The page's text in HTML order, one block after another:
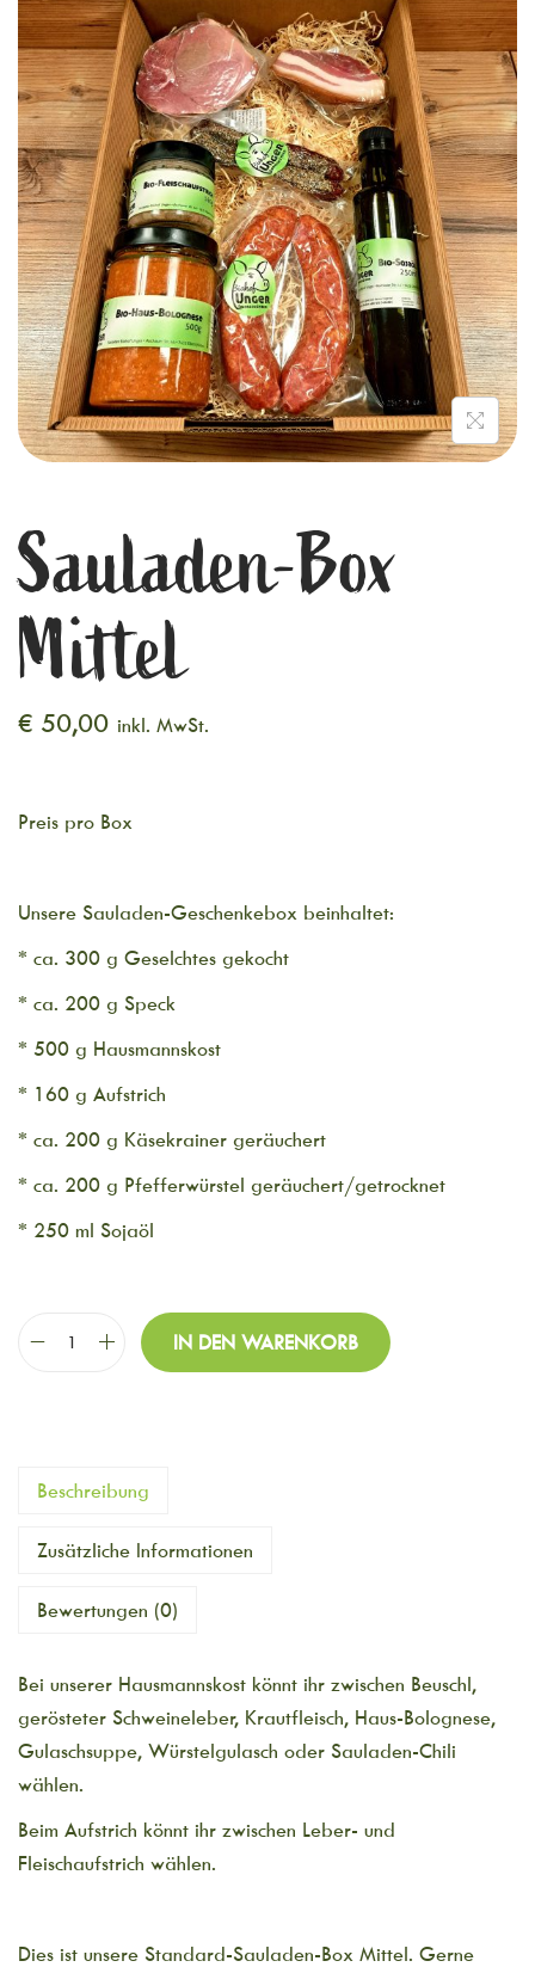
Sauladen-Box
Mittel
€ 50,00 inkl. MwSt.
Preis pro Box
Unsere Sauladen-Geschenkebox beinhaltet:
* ca. 300 g Geselchtes gekocht
* ca. 200 g Speck
* 500 g Hausmannskost
* 160 g Aufstrich
* ca. 200 g Käsekrainer geräuchert
* ca. 200 g Pfefferwürstel geräuchert/getrocknet
* 250 ml Sojaöl
IN DEN WARENKORB
Beschreibung
Zusätzliche Informationen
Bewertungen (0)
Bei unserer Hausmannskost könnt ihr zwischen Beuschl,
gerösteter Schweineleber, Krautfleisch, Haus-Bolognese,
Gulaschsuppe, Würstelgulasch oder Sauladen-Chili
wählen.
Beim Aufstrich könnt ihr zwischen Leber- und
Fleischaufstrich wählen.
Dies ist unsere Standard-Sauladen-Box Mittel. Gerne